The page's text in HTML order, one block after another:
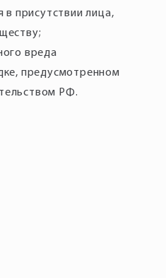
в присутствии лица,
вреда
предусмотренном
РФ.